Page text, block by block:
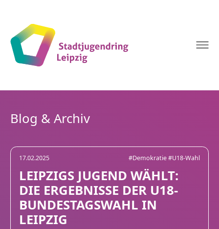
Leipzig
LEIPZIGS JUGEND WÄHLT:
DIE ERGEBNISSE DER U18-
BUNDESTAGSWAHL IN
LEIPZIG
17.02.2025 #Demokratie#U18-Wahl
Blog & Archiv